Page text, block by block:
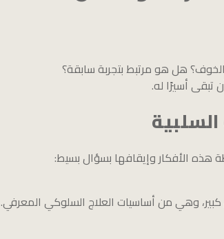
هل هو مرتبط بتجربة سابقة؟
أسيرًا له.
هذه الأفكار وإيقافها بسؤال بسيط:
وهي من أساسيات العلاج السلوكي المعرفي.